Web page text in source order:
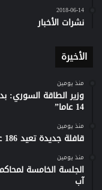
2018-06-14
نشرات الأخبار
الأخيرة
منذ يومين
وزير الطاقة السوري:
14 عاما”
منذ يومين
قافلة جديدة تعيد 186 عائلة من مخيمات الشمال إلى ريف حماة
منذ يومين
آب